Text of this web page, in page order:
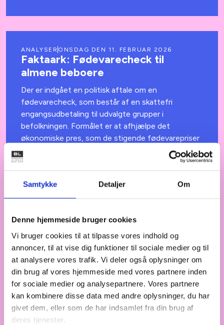
Samtykke Detaljer Om
Denne hjemmeside bruger cookies
Vi bruger cookies til at tilpasse vores indhold og
annoncer, til at vise dig funktioner til sociale medier og til
at analysere vores trafik. Vi deler også oplysninger om
din brug af vores hjemmeside med vores partnere inden
for sociale medier og analysepartnere. Vores partnere
kan kombinere disse data med andre oplysninger, du har
givet dem, eller som de har indsamlet fra din brug af
deres tjenester.
ANALYSER ONSDAG DEN 11. FEBRUAR 2026
Faktaark: Fødevarecheck til
almene beboere
Der er indgået en politisk aftale om en
fødevarecheck, som består af en skattefri
engangsudbetaling til udvalgte grupper i
befolkningen. Formålet er at afhjælpe det
økonomiske pres, som de stigende fødevarepriser
har medført. Vi har udarbejdet et faktaark, der
giver et overblik over, hvilke almene beboere der er
berettiget til at modtage fødevarechecken, samt
deres økonomiske situation.
ANALYSER ONSDAG DEN 4. FEBRUAR 2026
Faktaark: Almene boliger på de
mindre øer: Beboere og boligtyper
Med tilskudspuljen til etablering almene boliger på
de mindre øer er der sat fokus på bosætning på de
mindre øer. Dette faktaark giver et overblik over
beboerne i de almene boliger og boligernes